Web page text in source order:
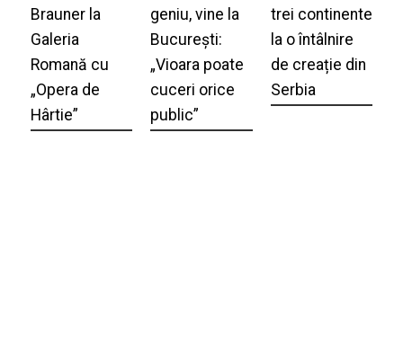
Brauner la
Galeria
Romană cu
„Opera de
Hârtie”
geniu, vine la
București:
„Vioara poate
cuceri orice
public”
trei continente
la o întâlnire
de creație din
Serbia